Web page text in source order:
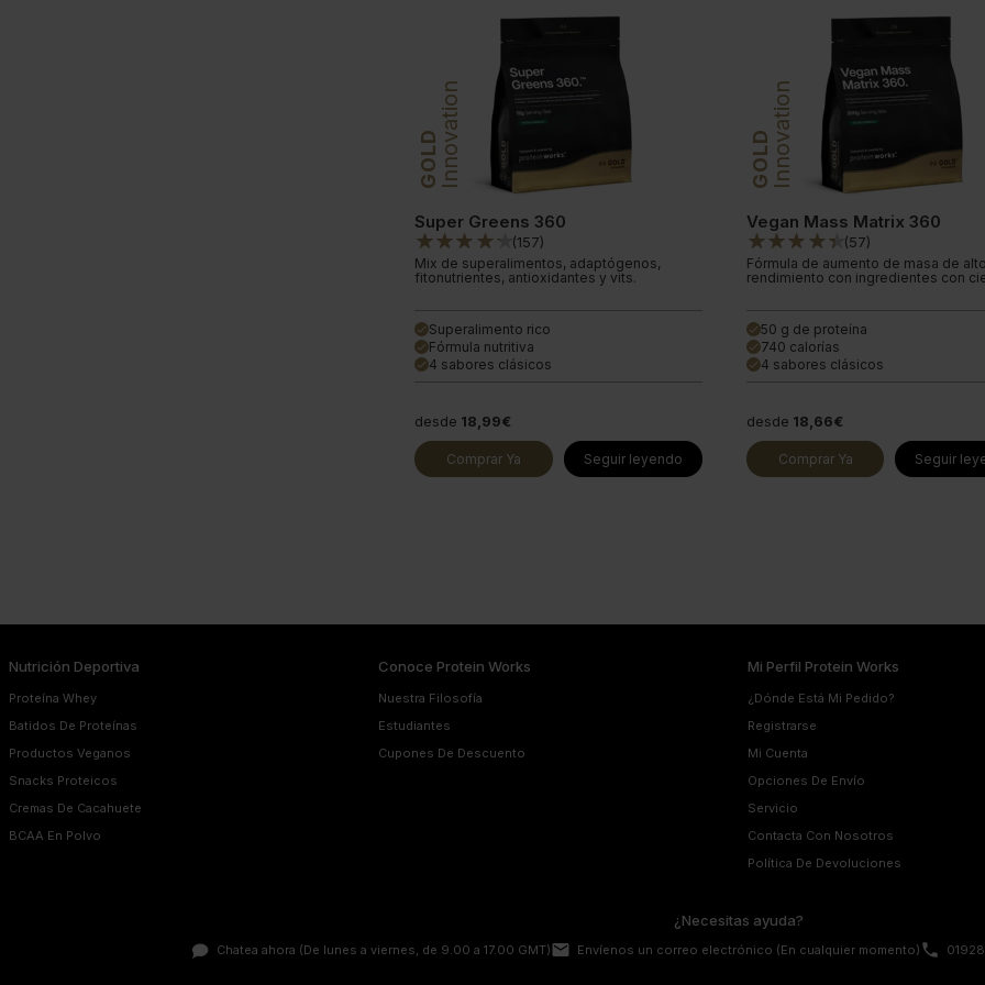
GOLDInnovation
Super Greens 360
(157)
Mix de superalimentos, adaptógenos,
fitonutrientes, antioxidantes y vits.
done Superalimento rico
done Fórmula nutritiva
done 4 sabores clásicos
desde 18,99€
Comprar Ya Seguir leyendo
GOLDInnovation
Vegan Mass Matrix 360
(57)
Fórmula de aumento de masa de alto
rendimiento con ingredientes con
done 50 g de proteína
done 740 calorías
done 4 sabores clásicos
desde 18,66€
Comprar Ya Seguir
Nutrición Deportiva
Proteína Whey
Batidos De Proteínas
Productos Veganos
Snacks Proteicos
Cremas De Cacahuete
BCAA En Polvo
Conoce Protein Works
Nuestra Filosofía
Estudiantes
Cupones De Descuento
Mi Perfil Protein Works
¿Dónde Está Mi Pedido?
Registrarse
Mi Cuenta
Opciones De Envío
Servicio
Contacta Con Nosotros
Política De Devoluciones
¿Necesitas ayuda?
Chatea ahora (De lunes a viernes, de 9.00 a 17.00 GMT)email Envíenos un correo electrónico (En cualquier momento) phone